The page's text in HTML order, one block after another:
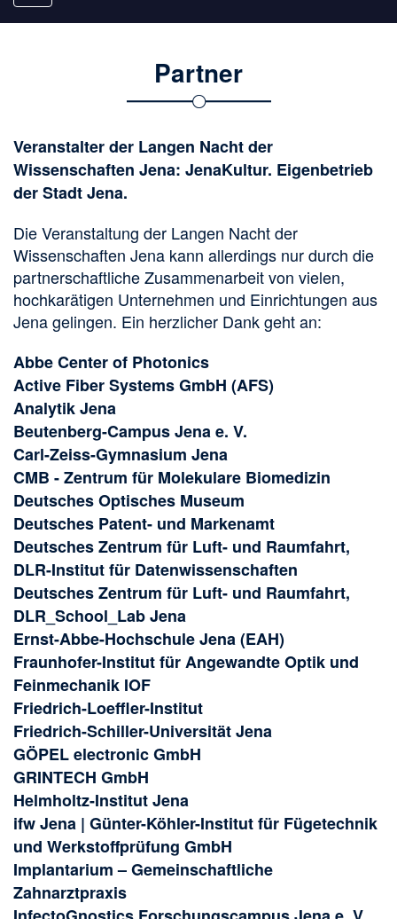
navigation
Partner
Veranstalter der Langen Nacht der
Wissenschaften Jena: JenaKultur. Eigenbetrieb
derStadt Jena.
Die Veranstaltung der Langen Nacht der
Wissenschaften Jena kann allerdings nur durch die
partnerschaftliche Zusammenarbeit von vielen,
hochkarätigen Unternehmen und Einrichtungen aus
Jena gelingen. Ein herzlicher Dank geht an:
Abbe Center of Photonics
Active Fiber Systems GmbH (AFS)
Analytik Jena
Beutenberg-Campus Jena e. V.
Carl-Zeiss-Gymnasium Jena
CMB - Zentrum für Molekulare Biomedizin
Deutsches Optisches Museum
Deutsches Patent- und Markenamt
Deutsches Zentrum für Luft- und Raumfahrt,
DLR-Institut für Datenwissenschaften
Deutsches Zentrum für Luft- und Raumfahrt,
DLR_School_Lab Jena
Ernst-Abbe-Hochschule Jena (EAH)
Fraunhofer-Institut für Angewandte Optik und
Feinmechanik IOF
Friedrich-Loeffler-Institut
Friedrich-Schiller-Universität Jena
GÖPEL electronic GmbH
GRINTECH GmbH
Helmholtz-Institut Jena
ifw Jena | Günter-Köhler-Institut für Fügetechnik
und Werkstoffprüfung GmbH
Implantarium – Gemeinschaftliche
Zahnarztpraxis